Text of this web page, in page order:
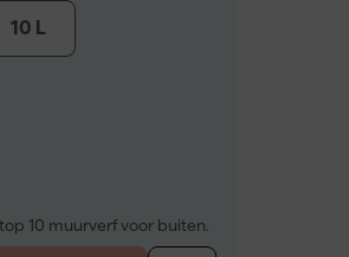
10 L
10 muurverf voor buiten.